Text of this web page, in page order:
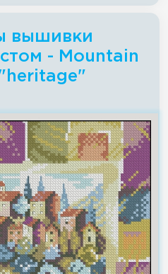
вышивки
- Mountain